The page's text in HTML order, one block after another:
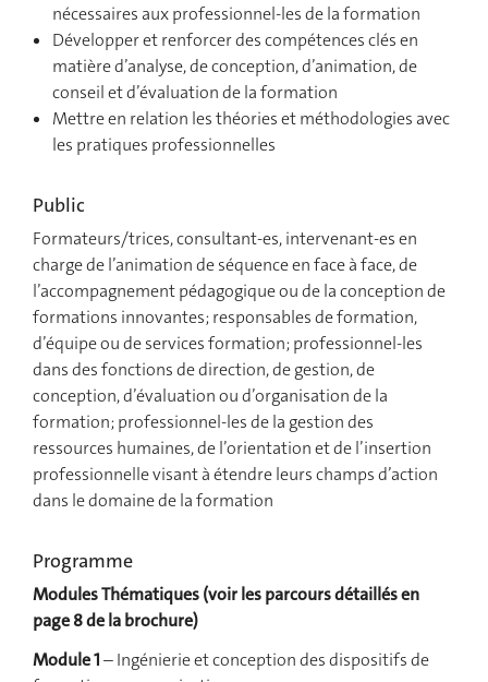
nécessaires aux professionnel-les de la formation
Développer et renforcer des compétences clés en
matière d’analyse, de conception, d’animation, de
conseil et d’évaluation de la formation
Mettre en relation les théories et méthodologies avec
les pratiques professionnelles
Public
Formateurs/trices, consultant-es, intervenant-es en
charge de l’animation de séquence en face à face, de
l’accompagnement pédagogique ou de la conception de
formations innovantes; responsables de formation,
d’équipe ou de services formation; professionnel-les
dans des fonctions de direction, de gestion, de
conception, d’évaluation ou d’organisation de la
formation; professionnel-les de la gestion des
ressources humaines, de l’orientation et de l’insertion
professionnelle visant à étendre leurs champs d’action
dans le domaine de la formation
Programme
Modules Thématiques (voir les parcours détaillés en
page 8 de la brochure)
Module 1– Ingénierie et conception des dispositifs de